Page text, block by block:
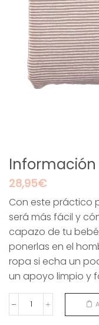
28,95€
Con este práctico
será más fácil y
capazo de tu
ponerlas en el
ropa si echa un
un apoyo limpio y
PACK